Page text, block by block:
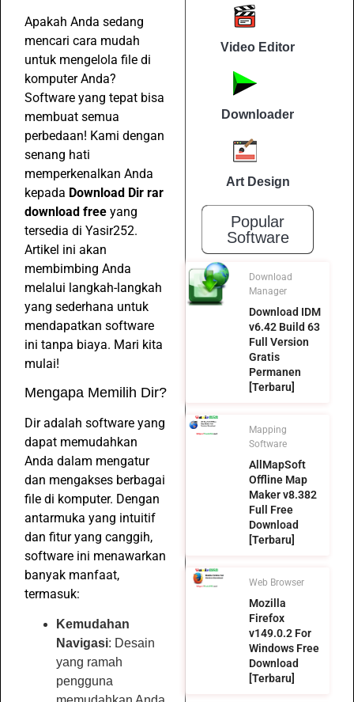
Apakah Anda sedang
mencari cara mudah
untuk mengelola file di
komputer Anda?
Software yang tepat bisa
membuat semua
perbedaan! Kami dengan
senang hati
memperkenalkan Anda
kepada Download Dir rar
download free yang
tersedia di Yasir252.
Artikel ini akan
membimbing Anda
melalui langkah-langkah
yang sederhana untuk
mendapatkan software
ini tanpa biaya. Mari kita
mulai!
Mengapa Memilih Dir?
Dir adalah software yang
dapat memudahkan
Anda dalam mengatur
dan mengakses berbagai
file di komputer. Dengan
antarmuka yang intuitif
dan fitur yang canggih,
software ini menawarkan
banyak manfaat,
termasuk:
Kemudahan
Navigasi: Desain
yang ramah
pengguna
Video Editor
Downloader
Art Design
Popular
Software
Download
Manager
Download IDM
v6.42 Build 63
Full Version
Gratis
Permanen
[Terbaru]
Mapping
Software
AllMapSoft
Offline Map
Maker v8.382
Full Free
Download
[Terbaru]
Web Browser
Mozilla
Firefox
v149.0.2 For
Windows Free
Download
[Terbaru]